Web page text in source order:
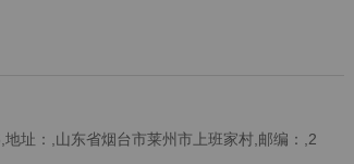
址：,山东省烟台市莱州市上班家村,邮编：,2